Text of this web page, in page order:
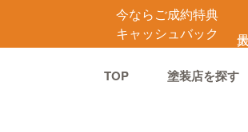
今ならご成約特典
キャッシュバック
TOP 塗装店を探す